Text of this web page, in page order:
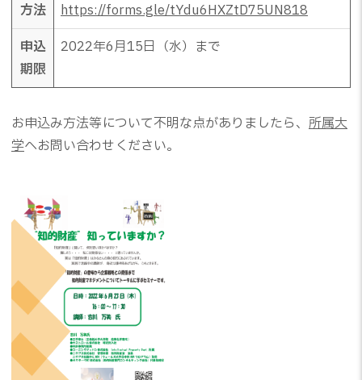
方法
https://forms.gle/tYdu6HXZtD75UN818
申込
期限
2022年6月15日（水）まで
お申込み方法等について不明な点がありましたら、 所属大
学へお問い合わせください。